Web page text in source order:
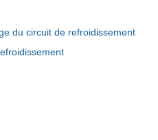
du circuit de refroidissement